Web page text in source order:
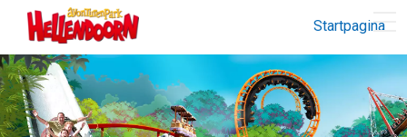
Startpagina